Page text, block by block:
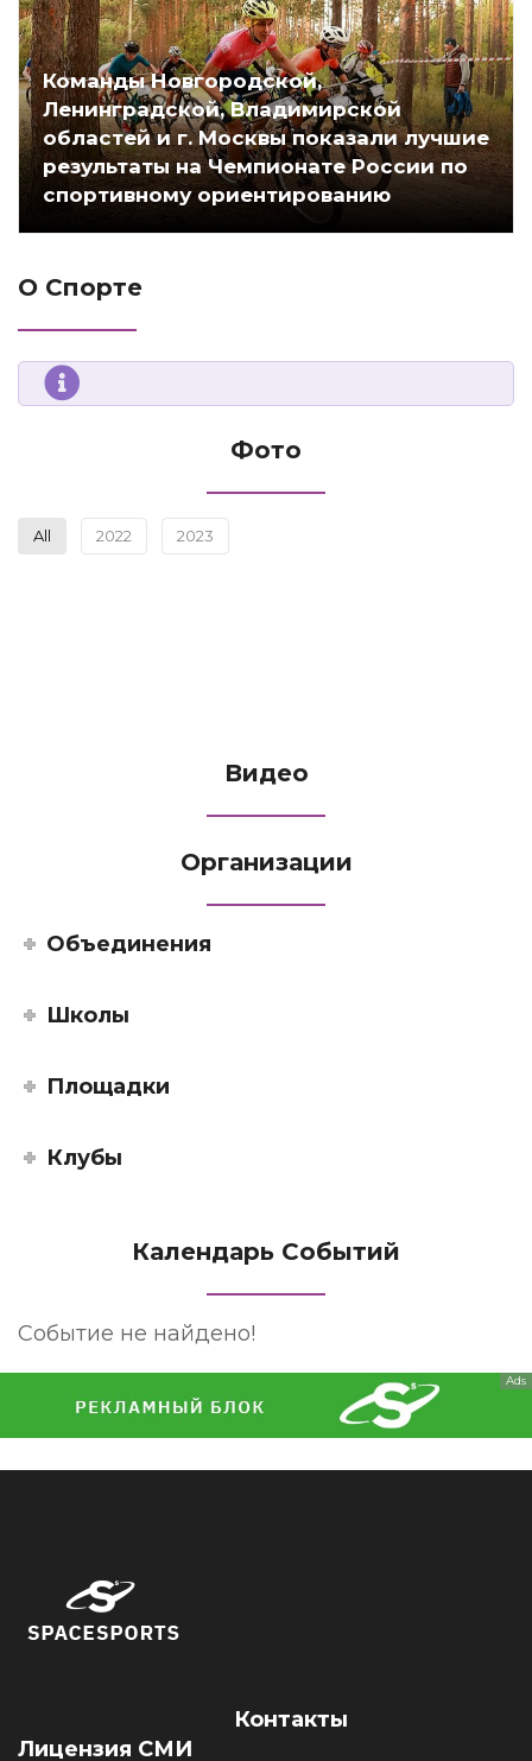
Команды Новгородской,
Ленинградской, Владимирской
областей и г. Москвы показали лучшие
результаты на Чемпионате России по
спортивному ориентированию
О Спорте
Фото
All 2022 2023
Видео
Организации
Объединения
Школы
Площадки
Клубы
Календарь Событий
Событие не найдено!
Ads
Лицензия СМИ
Контакты